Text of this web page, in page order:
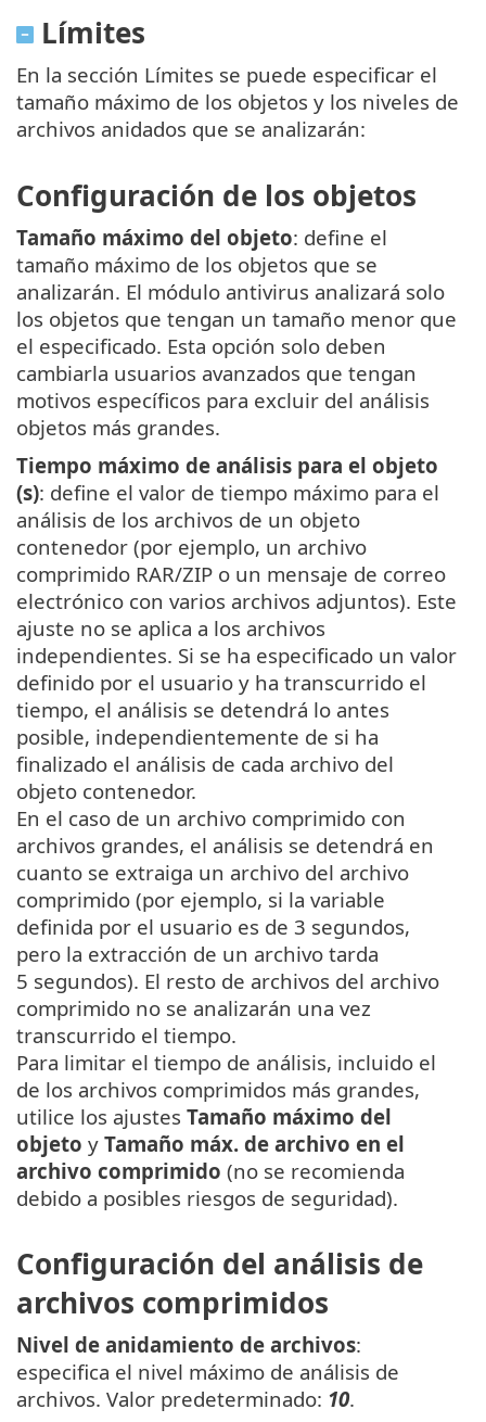
Límites
En la sección Límites se puede especificar el
tamaño máximo de los objetos y los niveles de
archivos anidados que se analizarán:
Configuración de los objetos
Tamaño máximo del objeto: define el
tamaño máximo de los objetos que se
analizarán. El módulo antivirus analizará solo
los objetos que tengan un tamaño menor que
el especificado. Esta opción solo deben
cambiarla usuarios avanzados que tengan
motivos específicos para excluir del análisis
objetos más grandes.
Tiempo máximo de análisis para el objeto
(s): define el valor de tiempo máximo para el
análisis de los archivos de un objeto
contenedor (por ejemplo, un archivo
comprimido RAR/ZIP o un mensaje de correo
electrónico con varios archivos adjuntos). Este
ajuste no se aplica a los archivos
independientes. Si se ha especificado un valor
definido por el usuario y ha transcurrido el
tiempo, el análisis se detendrá lo antes
posible, independientemente de si ha
finalizado el análisis de cada archivo del
objeto contenedor.
En el caso de un archivo comprimido con
archivos grandes, el análisis se detendrá en
cuanto se extraiga un archivo del archivo
comprimido (por ejemplo, si la variable
definida por el usuario es de 3 segundos,
pero la extracción de un archivo tarda
5 segundos). El resto de archivos del archivo
comprimido no se analizarán una vez
transcurrido el tiempo.
Para limitar el tiempo de análisis, incluido el
de los archivos comprimidos más grandes,
utilice los ajustes Tamaño máximo del
objeto y Tamaño máx. de archivo en el
archivo comprimido (no se recomienda
debido a posibles riesgos de seguridad).
Configuración del análisis de
archivos comprimidos
Nivel de anidamiento de archivos:
especifica el nivel máximo de análisis de
archivos. Valor predeterminado: 10.